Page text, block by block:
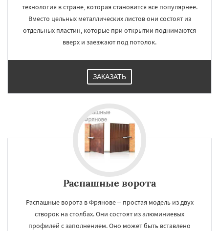
технология в стране, которая становится все популярнее.
Вместо цельных металлических листов они состоят из
отдельных пластин, которые при открытии поднимаются
вверх и заезжают под потолок.
ЗАКАЗАТЬ
Распашные ворота
Распашные ворота в Фрянове – простая модель из двух
створок на столбах. Они состоят из алюминиевых
профилей с заполнением. Оно может быть вставлено